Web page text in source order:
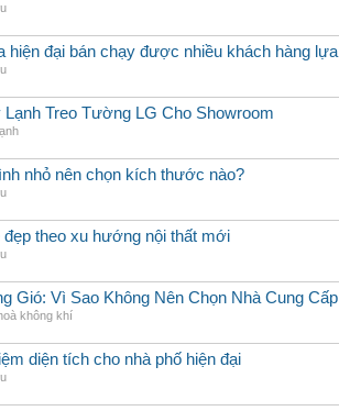
hiện đại bán chạy được nhiều khách hàng
Lạnh Treo Tường LG Cho Showroom
nhỏ nên chọn kích thước nào?
đẹp theo xu hướng nội thất mới
Gió: Vì Sao Không Nên Chọn Nhà Cung
không khí
diện tích cho nhà phố hiện đại